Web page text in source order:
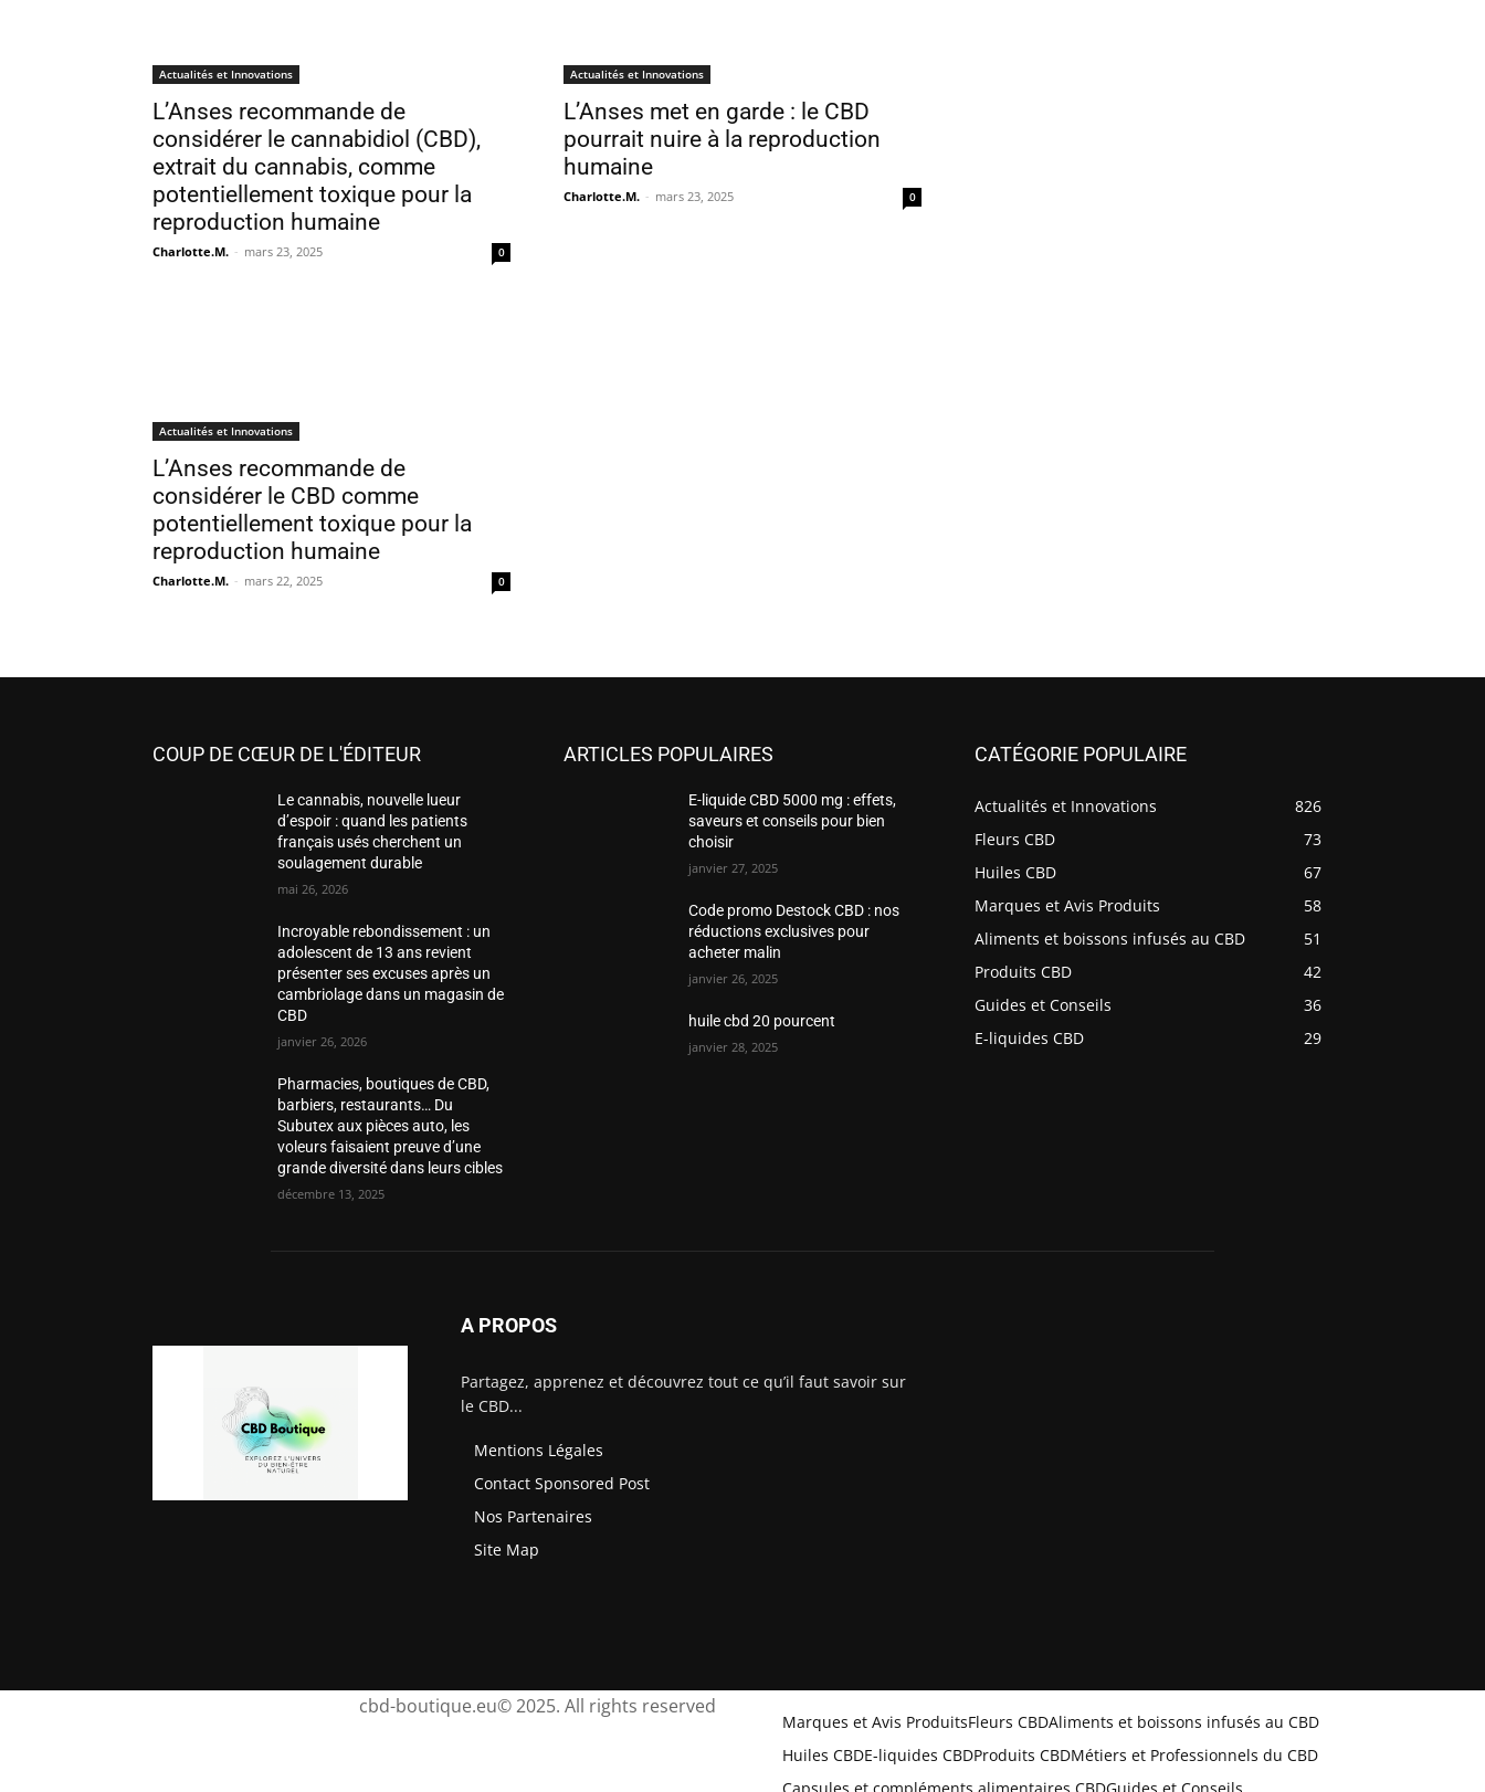
Actualités et Innovations
L’Anses recommande de
considérer le cannabidiol (CBD),
extrait du cannabis, comme
potentiellement toxique pour la
reproduction humaine
Charlotte.M. - mars 23, 2025 0
Actualités et Innovations
L’Anses met en garde : le CBD
pourrait nuire à la reproduction
humaine
Charlotte.M. - mars 23, 2025 0
Actualités et Innovations
L’Anses recommande de
considérer le CBD comme
potentiellement toxique pour la
reproduction humaine
Charlotte.M. - mars 22, 2025 0
COUP DE CŒUR DE L'ÉDITEUR
Le cannabis, nouvelle lueur
d’espoir : quand les patients
français usés cherchent un
soulagement durable
mai 26, 2026
Incroyable rebondissement : un
adolescent de 13 ans revient
présenter ses excuses après un
cambriolage dans un magasin de
CBD
janvier 26, 2026
Pharmacies, boutiques de CBD,
barbiers, restaurants… Du
Subutex aux pièces auto, les
voleurs faisaient preuve d’une
grande diversité dans leurs cibles
décembre 13, 2025
ARTICLES POPULAIRES
E-liquide CBD 5000 mg : effets,
saveurs et conseils pour bien
choisir
janvier 27, 2025
Code promo Destock CBD : nos
réductions exclusives pour
acheter malin
janvier 26, 2025
huile cbd 20 pourcent
janvier 28, 2025
CATÉGORIE POPULAIRE
Actualités et Innovations
826
Fleurs CBD
73
Huiles CBD
67
Marques et Avis Produits
58
Aliments et boissons infusés au CBD
51
Produits CBD
42
Guides et Conseils
36
E-liquides CBD
29
A PROPOS
Partagez, apprenez et découvrez tout ce qu’il faut savoir sur
le CBD...
Mentions Légales
Contact Sponsored Post
Nos Partenaires
Site Map
cbd-boutique.eu© 2025. All rights reserved
Marques et Avis ProduitsFleurs CBDAliments et boissons infusés au CBD
Huiles CBDE-liquides CBDProduits CBDMétiers et Professionnels du CBD